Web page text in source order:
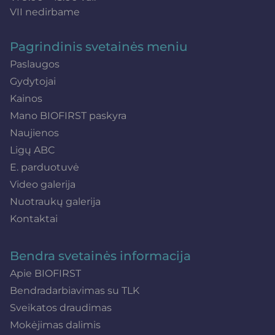
VII nedirbame
Pagrindinis svetainės meniu
Paslaugos
Gydytojai
Kainos
Mano BIOFIRST paskyra
Naujienos
Ligų ABC
E. parduotuvė
Video galerija
Nuotraukų galerija
Kontaktai
Bendra svetainės informacija
Apie BIOFIRST
Bendradarbiavimas su TLK
Sveikatos draudimas
Mokėjimas dalimis